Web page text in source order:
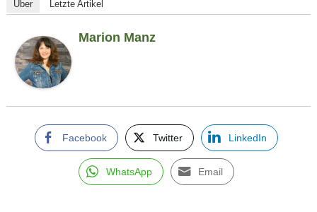
Über Letzte Artikel
Marion Manz
Facebook Twitter LinkedIn
WhatsApp Email